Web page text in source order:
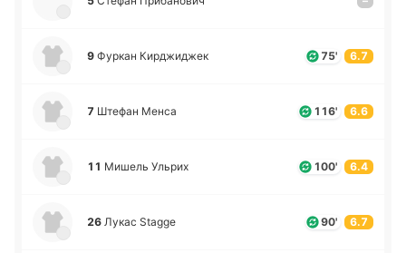
9 Фуркан Ки­рджи­джек 75' 6.7
7 Штефан Менса 116' 6.6
11 Мишель Ульрих 100' 6.4
26 Лукас Stagge 90' 6.7